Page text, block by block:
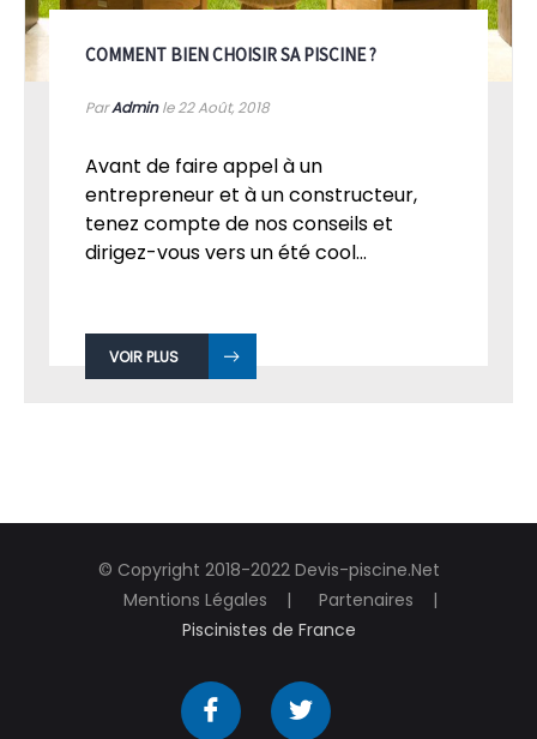
COMMENT BIEN CHOISIR SA PISCINE ?
ParAdminle 22Août, 2018
Avant de faire appel à un
entrepreneur et à un constructeur,
tenez compte de nos conseils et
dirigez-vous vers un été cool...
VOIR PLUS
© Copyright 2018-2022 Devis-piscine.Net
Mentions Légales
Partenaires
Piscinistes de France